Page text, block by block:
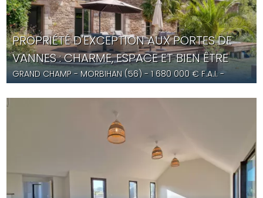
PROPRIÉTÉ D'EXCEPTION AUX PORTES DE
VANNES : CHARME, ESPACE ET BIEN ÊTRE
GRAND CHAMP- MORBIHAN (56) -1 680 000€ F.A.I.-
AT5684